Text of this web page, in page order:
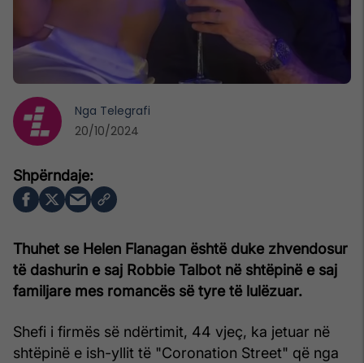
Thuhet se Helen Flanagan është duke zhvendosur
të dashurin e saj Robbie Talbot në shtëpinë e saj
familjare mes romancës së tyre të lulëzuar.
Shefi i firmës së ndërtimit, 44 vjeç, ka jetuar në
shtëpinë e ish-yllit të "Coronation Street" që nga
Nga Telegrafi
20/10/2024